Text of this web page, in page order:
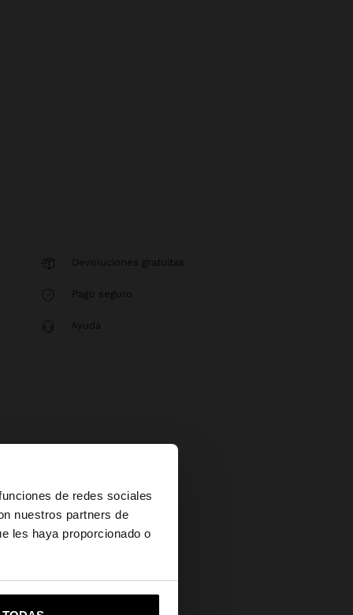
de redes sociales
nuestros partners de
les haya proporcionado o
×
a United States
Devoluciones gratuitas
Pago seguro
Ayuda